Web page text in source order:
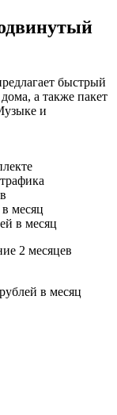
быстрый
а также пакет
и
месяц
в месяц
2 месяцев
в месяц